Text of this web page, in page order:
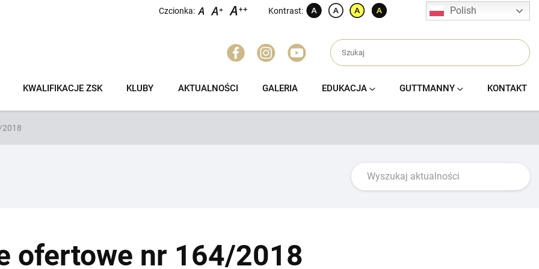
Czcionka: Kontrast: Polish
KWALIFIKACJE ZSK KLUBY AKTUALNOŚCI GALERIA EDUKACJA GUTTMANNY KONTAKT
2018
ofertowe nr 164/2018